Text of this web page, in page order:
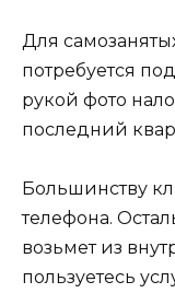
Для
потребуется
рукой фото
последний
Большинству
телефона.
возьмет из
пользуетесь